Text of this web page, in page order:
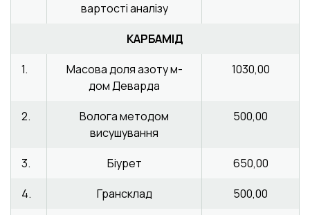
вартості аналізу
КАРБАМІД
1.
Масова доля азоту м-
дом Деварда
1030,00
2.
Волога методом
висушування
500,00
3. Біурет
650,00
4.
Грансклад
500,00